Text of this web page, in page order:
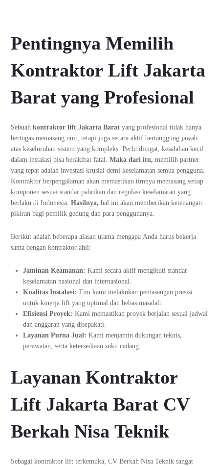
Pentingnya Memilih
Kontraktor Lift Jakarta
Barat yang Profesional
Sebuahkontraktor lift Jakarta Baratyang profesional tidak hanya
bertugas memasang unit, tetapi juga secara aktif bertanggung jawab
atas keseluruhan sistem yang kompleks. Perlu diingat, kesalahan kecil
dalam instalasi bisa berakibat fatal.Maka dari itu, memilih partner
yang tepat adalah investasi krusial demi keselamatan semua pengguna.
Kontraktor berpengalaman akan memastikan timnya memasang setiap
komponen sesuai standar pabrikan dan regulasi keselamatan yang
berlaku di Indonesia.Hasilnya, hal ini akan memberikan ketenangan
pikiran bagi pemilik gedung dan para penggunanya.
Berikut adalah beberapa alasan utama mengapa Anda harus bekerja
sama dengan kontraktor ahli:
Jaminan Keamanan: Kami secara aktif mengikuti standar
keselamatan nasional dan internasional.
Kualitas Instalasi: Tim kami melakukan pemasangan presisi
untuk kinerja lift yang optimal dan bebas masalah.
Efisiensi Proyek: Kami memastikan proyek berjalan sesuai jadwal
dan anggaran yang disepakati.
Layanan Purna Jual: Kami menjamin dukungan teknis,
perawatan, serta ketersediaan suku cadang.
Layanan Kontraktor
Lift Jakarta Barat CV
Berkah Nisa Teknik
Sebagai kontraktor lift terkemuka, CV Berkah Nisa Teknik sangat